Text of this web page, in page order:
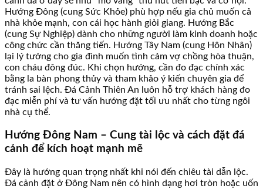
Hướng Đông (cung Sức Khỏe) phù hợp nếu gia chủ muốn cả
nhà khỏe mạnh, con cái học hành giỏi giang. Hướng Bắc
(cung Sự Nghiệp) dành cho những người làm kinh doanh hoặc
công chức cần thăng tiến. Hướng Tây Nam (cung Hôn Nhân)
lại lý tưởng cho gia đình muốn tình cảm vợ chồng hòa thuận,
con cháu đông đúc. Khi chọn hướng, cần đo đạc chính xác
bằng la bàn phong thủy và tham khảo ý kiến chuyên gia để
tránh sai lệch. Đá Cảnh Thiên An luôn hỗ trợ khách hàng đo
đạc miễn phí và tư vấn hướng đặt tối ưu nhất cho từng ngôi
nhà cụ thể.
Hướng Đông Nam – Cung tài lộc và cách đặt đá
cảnh để kích hoạt mạnh mẽ
Đây là hướng quan trọng nhất khi nói đến chiêu tài dẫn lộc.
Đá cảnh đặt ở Đông Nam nên có hình dạng hơi tròn hoặc uốn